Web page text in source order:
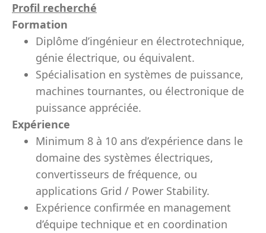
Profil recherché
Formation
Diplôme d’ingénieur en électrotechnique,
génie électrique, ou équivalent.
Spécialisation en systèmes de puissance,
machines tournantes, ou électronique de
puissance appréciée.
Expérience
Minimum 8 à 10 ans d’expérience dans le
domaine des systèmes électriques,
convertisseurs de fréquence, ou
applications Grid / Power Stability.
Expérience confirmée en management
d’équipe technique et en coordination